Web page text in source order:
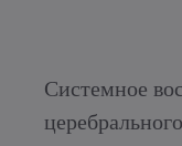
Системное